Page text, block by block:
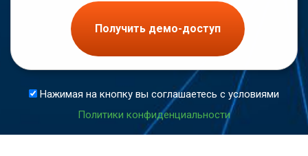
Получить демо-доступ
Нажимая на кнопку вы соглашаетесь с условиями
Политики конфиденциальности